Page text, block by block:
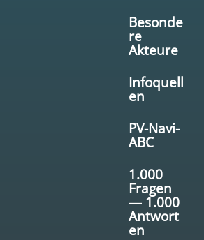
Besonde
re
Akteure
Infoquell
en
PV-Navi-
ABC
1.000
Fragen
— 1.000
Antwort
en